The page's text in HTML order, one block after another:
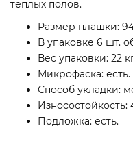
теплых полов.
Размер плашки:
В упаковке 6 шт.
Вес упаковки: 22
Микрофаска: есть.
Способ укладки:
Износостойкость:
Подложка: есть.